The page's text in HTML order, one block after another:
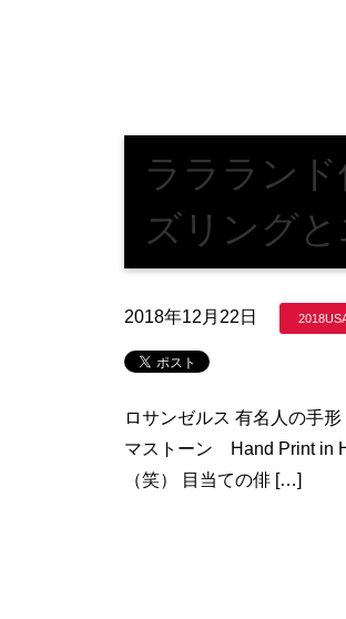
ラララン
ズリング
2018年12月22日
ロサンゼルス 有名人の手
マストーン Hand Print in
（笑） 目当ての俳 […]